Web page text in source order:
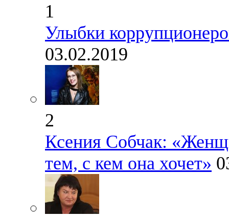
1
Улыбки
03.02.2019
2
Ксения Собчак:
тем, с кем она хочет»